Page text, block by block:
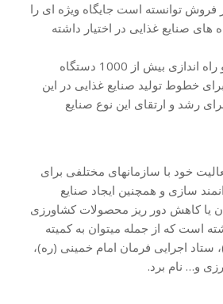
فروش توانسته است جایگاه ویژه ای را
های صنایع غذایی در اختیار داشته
این شرکت با ساخت و راه اندازی بیش از 1000 دستگاه
خطوط تولید صنایع غذایی در این
رشد و ارتقای این نوع صنایع
خود با سازمانهای مختلفی برای
سازی و همچنین ایجاد صنایع
یا کاهش دور ریز محصولات کشاورزی
است که از جمله میتوان به کمیته
ستاد اجرایی فرمان امام خمینی (ره)،
و… نام برد.